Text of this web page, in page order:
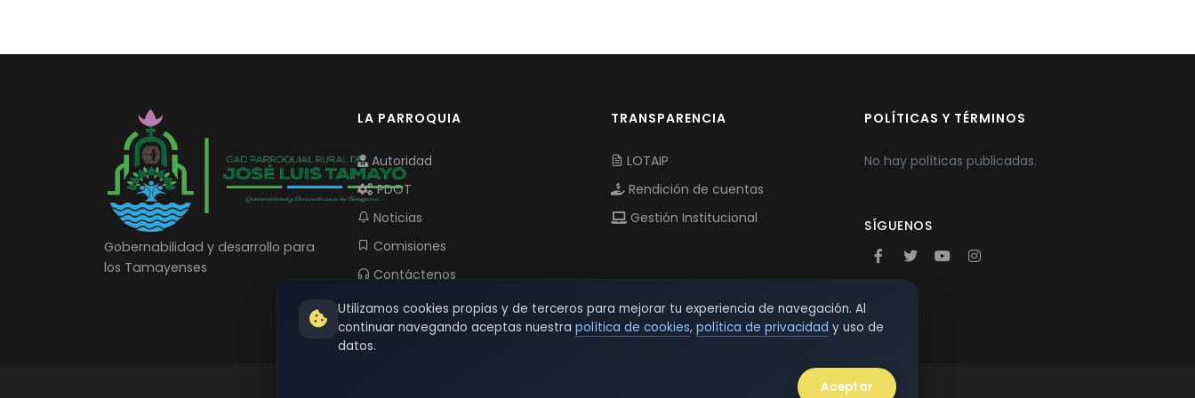
Gobernabilidad y desarrollo para
los Tamayenses
LA PARROQUIA
Autoridad
PDOT
Noticias
Comisiones
Contáctenos
TRANSPARENCIA
LOTAIP
Rendición de cuentas
Gestión Institucional
POLÍTICAS Y TÉRMINOS
No hay políticas publicadas.
SÍGUENOS
Utilizamos cookies propias y de terceros para mejorar tu experiencia de navegación. Al
continuar navegando aceptas nuestra política de cookies, política de privacidad y uso de
datos.
Aceptar